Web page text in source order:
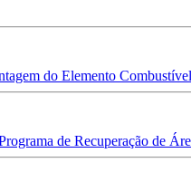
do Elemento Combustível
de Recuperação de